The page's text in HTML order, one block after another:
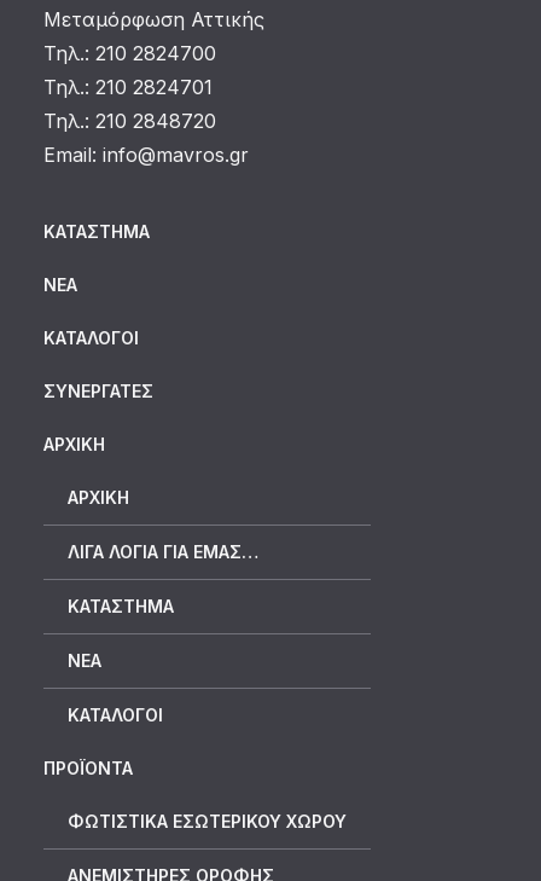
Μεταμόρφωση Αττικής
Τηλ.: 210 2824700
Τηλ.: 210 2824701
Τηλ.: 210 2848720
Email: info@mavros.gr
ΚΑΤΆΣΤΗΜΑ
ΝΈΑ
ΚΑΤΆΛΟΓΟΙ
ΣΥΝΕΡΓΆΤΕΣ
ΑΡΧΙΚΗ
ΑΡΧΙΚΉ
ΛΊΓΑ ΛΌΓΙΑ ΓΙΑ ΕΜΆΣ…
ΚΑΤΆΣΤΗΜΑ
ΝΈΑ
ΚΑΤΆΛΟΓΟΙ
ΠΡΟΪΟΝΤΑ
ΦΩΤΙΣΤΙΚΑ ΕΣΩΤΕΡΙΚΟΥ ΧΩΡΟΥ
ΑΝΕΜΙΣΤΗΡΕΣ ΟΡΟΦΗΣ